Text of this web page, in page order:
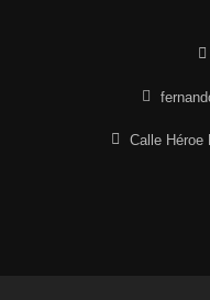
Calle Héroe